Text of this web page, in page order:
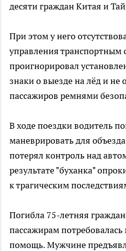
десяти граждан Китая и
При этом у него
управления транспортным
проигнорировал
знаки о выезде на лёд и не
пассажиров ремнями
В ходе поездки водитель
маневрировать для
потерял контроль над
результате "буханка"
к трагическим
Погибла 75-летняя
пассажирам
помощь. Мужчине